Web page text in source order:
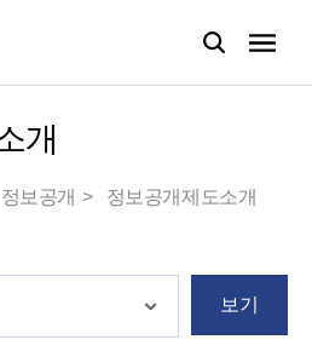
개
정보공개 정보공개제도소개
보기